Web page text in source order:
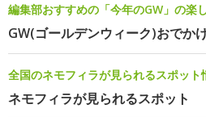
編集部おすすめの「今年のGW」の楽
GW(ゴールデンウィーク)おでか
全国のネモフィラが見られるスポット
ネモフィラが見られるスポット